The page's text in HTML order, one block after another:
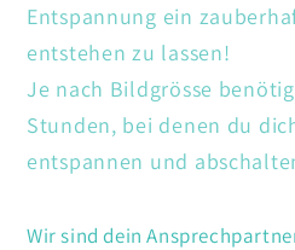
Entspannung ein
entstehen zu lassen!
Je nach Bildgrösse
Stunden, bei denen du
entspannen und
Wir sind dein